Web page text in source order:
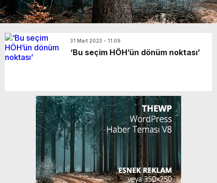
31 Mart 2023 - 11:09
‘Bu seçim HÖH’ün dönüm noktası’